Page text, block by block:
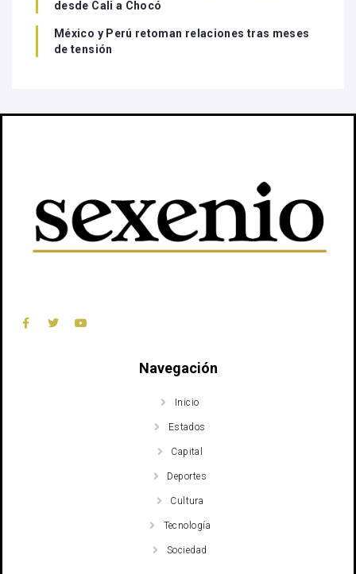
desde Cali a Chocó
México y Perú retoman relaciones tras meses
de tensión
Navegación
Inicio
Estados
Capital
Deportes
Cultura
Tecnología
Sociedad